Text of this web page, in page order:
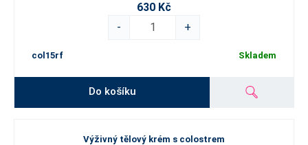
630 Kč
-
+
col15rf Skladem
Do košíku
Výživný tělový krém s colostrem